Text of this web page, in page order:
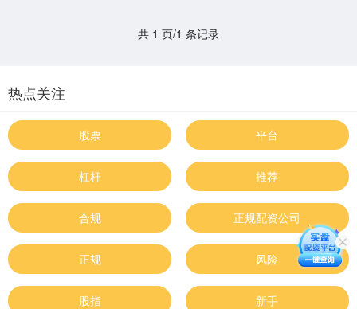
共 1 页/1 条记录
热点关注
股票 平台
杠杆 推荐
合规 正规配资公司
正规 风险
股指 新手